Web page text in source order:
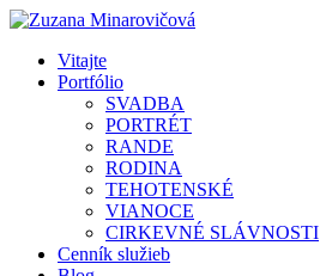
Vitajte
Portfólio
SVADBA
PORTRÉT
RANDE
RODINA
TEHOTENSKÉ
VIANOCE
CIRKEVNÉ SLÁVNOSTI
Cenník služieb